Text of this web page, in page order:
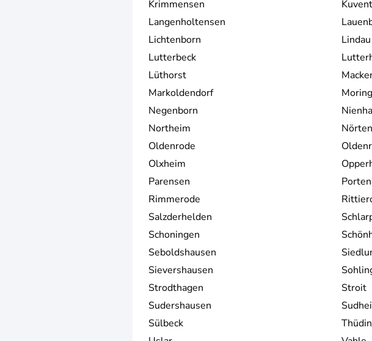
Krimmensen
Langenholtensen
Lichtenborn
Lindau
Lutterbeck
Lüthorst
Markoldendorf
Negenborn
Northeim
Oldenrode
Olxheim
Parensen
Rimmerode
Salzderhelden
Schoningen
Seboldshausen
Sievershausen
Strodthagen
Stroit
Sudershausen
Sülbeck